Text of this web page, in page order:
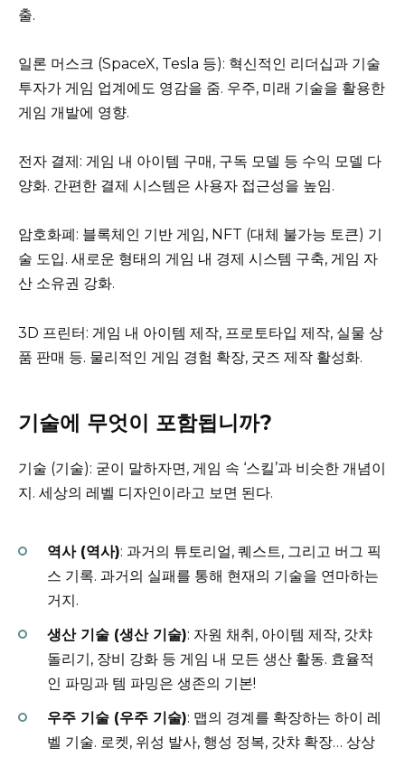
출.
일론 머스크 (SpaceX, Tesla 등): 혁신적인 리더십과 기술
투자가 게임 업계에도 영감을 줌. 우주, 미래 기술을 활용한
게임 개발에 영향.
전자 결제: 게임 내 아이템 구매, 구독 모델 등 수익 모델 다
양화. 간편한 결제 시스템은 사용자 접근성을 높임.
암호화폐: 블록체인 기반 게임, NFT (대체 불가능 토큰) 기
술 도입. 새로운 형태의 게임 내 경제 시스템 구축, 게임 자
산 소유권 강화.
3D 프린터: 게임 내 아이템 제작, 프로토타입 제작, 실물 상
품 판매 등. 물리적인 게임 경험 확장, 굿즈 제작 활성화.
기술에 무엇이 포함됩니까?
기술 (기술): 굳이 말하자면, 게임 속 ‘스킬’과 비슷한 개념이
지. 세상의 레벨 디자인이라고 보면 된다.
역사 (역사): 과거의 튜토리얼, 퀘스트, 그리고 버그 픽
스 기록. 과거의 실패를 통해 현재의 기술을 연마하는
거지.
생산 기술 (생산 기술): 자원 채취, 아이템 제작, 갓챠
돌리기, 장비 강화 등 게임 내 모든 생산 활동. 효율적
인 파밍과 템 파밍은 생존의 기본!
우주 기술 (우주 기술): 맵의 경계를 확장하는 하이 레
벨 기술. 로켓, 위성 발사, 행성 정복, 갓챠 확장… 상상